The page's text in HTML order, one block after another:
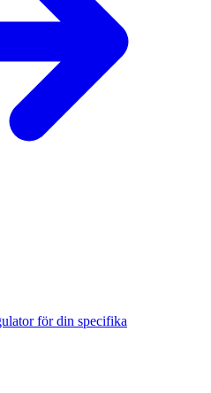
för din specifika